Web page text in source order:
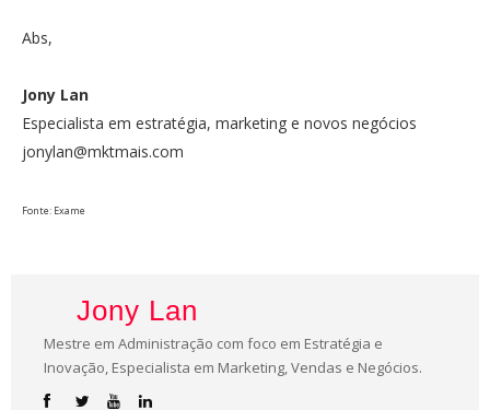
Abs,
Jony Lan
Especialista em estratégia, marketing e novos negócios
jonylan@mktmais.com
Fonte: Exame
Jony Lan
Mestre em Administração com foco em Estratégia e
Inovação, Especialista em Marketing, Vendas e Negócios.